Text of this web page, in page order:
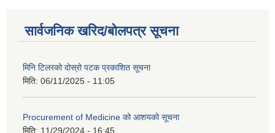
सार्वजनिक खरिद/बोलपत्र सूचना
मिनि टिलरको दोस्रो पटक प्रकाशित सूचना
मिति: 06/11/2025 - 11:05
Procurement of Medicine को आशयको सूचना
मिति: 11/29/2024 - 16:45